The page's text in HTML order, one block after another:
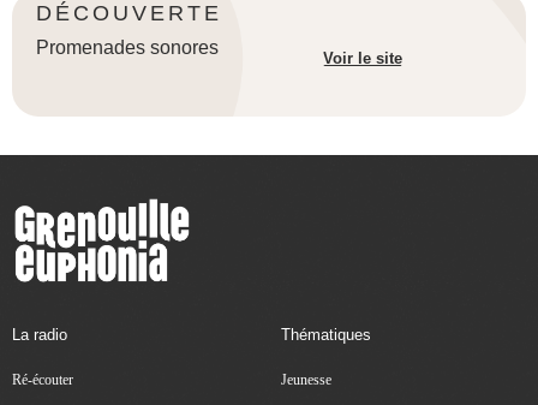
DÉCOUVERTE
Promenades sonores
Voir le site
La radio
Ré-écouter
Thématiques
Jeunesse